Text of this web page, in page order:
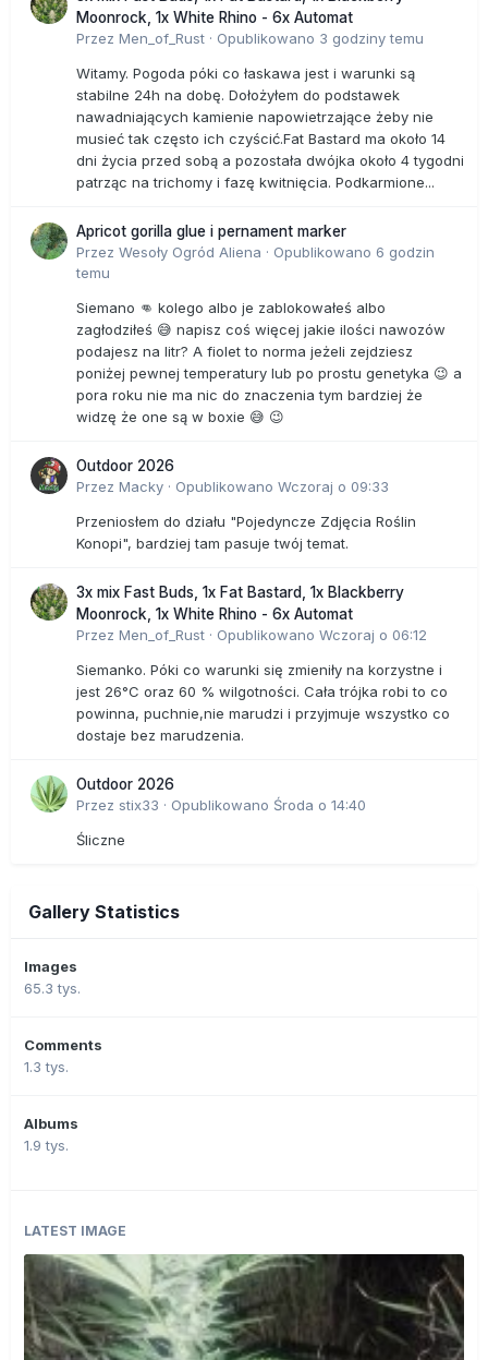
Moonrock, 1x White Rhino - 6x Automat
Przez Men_of_Rust · Opublikowano 3 godziny temu
Witamy. Pogoda póki co łaskawa jest i warunki są
stabilne 24h na dobę. Dołożyłem do podstawek
nawadniających kamienie napowietrzające żeby nie
musieć tak często ich czyścić.Fat Bastard ma około 14
dni życia przed sobą a pozostała dwójka około 4 tygodni
patrząc na trichomy i fazę kwitnięcia. Podkarmione...
Apricot gorilla glue i pernament marker
Przez Wesoły Ogród Aliena · Opublikowano 6 godzin
temu
Siemano 👊 kolego albo je zablokowałeś albo
zagłodziłeś 😅 napisz coś więcej jakie ilości nawozów
podajesz na litr? A fiolet to norma jeżeli zejdziesz
poniżej pewnej temperatury lub po prostu genetyka 😉 a
pora roku nie ma nic do znaczenia tym bardziej że
widzę że one są w boxie 😅 😉
Outdoor 2026
Przez Macky · Opublikowano Wczoraj o 09:33
Przeniosłem do działu "Pojedyncze Zdjęcia Roślin
Konopi", bardziej tam pasuje twój temat.
3x mix Fast Buds, 1x Fat Bastard, 1x Blackberry
Moonrock, 1x White Rhino - 6x Automat
Przez Men_of_Rust · Opublikowano Wczoraj o 06:12
Siemanko. Póki co warunki się zmieniły na korzystne i
jest 26°C oraz 60 % wilgotności. Cała trójka robi to co
powinna, puchnie,nie marudzi i przyjmuje wszystko co
dostaje bez marudzenia.
Outdoor 2026
Przez stix33 · Opublikowano Środa o 14:40
Śliczne
Gallery Statistics
Images
65.3 tys.
Comments
1.3 tys.
Albums
1.9 tys.
LATEST IMAGE